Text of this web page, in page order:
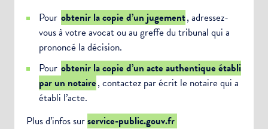
Pour obtenir la copie d’un jugement, adressez-
vous à votre avocat ou au greffe du tribunal qui a
prononcé la décision.
Pour obtenir la copie d’un acte authentique établi
par un notaire, contactez par écrit le notaire qui a
établi l’acte.
Plus d’infos surservice-public.gouv.fr